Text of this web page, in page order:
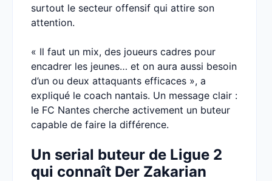
surtout le secteur offensif qui attire son
attention.
« Il faut un mix, des joueurs cadres pour
encadrer les jeunes… et on aura aussi besoin
d’un ou deux attaquants efficaces », a
expliqué le coach nantais. Un message clair :
le FC Nantes cherche activement un buteur
capable de faire la différence.
Un serial buteur de Ligue 2
qui connaît Der Zakarian